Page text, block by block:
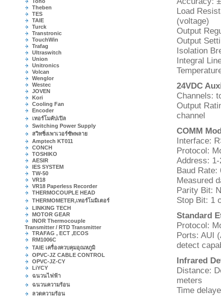
Theben
TES
TAIE
Turck
Transtronic
TouchWin
Trafag
Ultraswitch
Union
Unitronics
Volcan
Wenglor
Westec
JOVEN
Kori
Cooling Fan
Encoder
เทอร์โมคัปเปิล
Switching Power Supply
สวิทชิ่งเพาเวอร์ซัพพลาย
Amptech KT011
CONCH
TOSHIKO
AESIR
IES SYSTEM
TW-50
VR18
VR18 Paperless Recorder
THERMOCOUPLE HEAD
THERMOMETER,เทอร์โมมิเตอร์
LINKING TECH
MOTOR GEAR
INOR Thermocouple
Transmitter / RTD Transmitter
TRAFAG , ECT ,ECOS
RM1006C
TAIE เครื่องควบคุมอุณหภูมิ
OPVC-JZ CABLE CONTROL
OPVC-JZ-CY
LiYCY
ฉนวนไฟฟ้า
ฉนวนความร้อน
ลวดความร้อน
Load
(voltage)
Output
Output
Isolation
Integral
24VDC
Channels:
Output
channel
COMM
Interface:
Protocol:
Address: 1-
Baud Rate:
Measured
Parity Bit:
Stop Bit: 1
Standard
Protocol:
Ports: AUI
detect
Infrared
Distance:
meters
Time